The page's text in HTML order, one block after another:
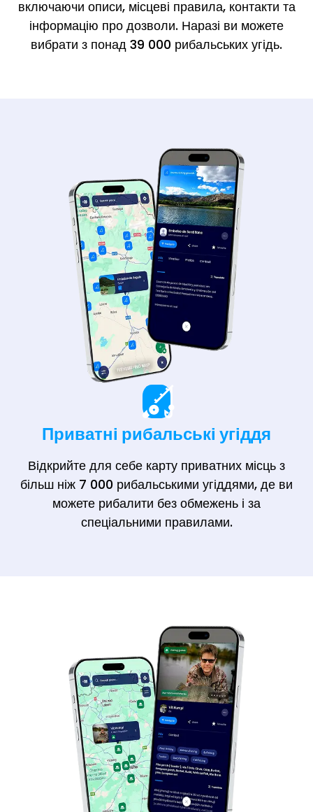
включаючи описи, місцеві правила, контакти та
інформацію про дозволи. Наразі ви можете
вибрати з понад 39 000 рибальських угідь.
Приватні рибальські угіддя
Відкрийте для себе карту приватних місць з
більш ніж 7 000 рибальськими угіддями, де ви
можете рибалити без обмежень і за
спеціальними правилами.